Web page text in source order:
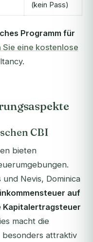
(kein Pass)
Programm für
eine kostenlose
CBI
bieten
Nevis, Dominica
auf
Kapitalertragsteuer
macht die
attraktiv